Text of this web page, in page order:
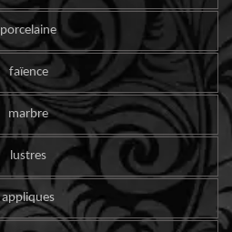
porcelaine
faïence
marbre
lustres
appliques